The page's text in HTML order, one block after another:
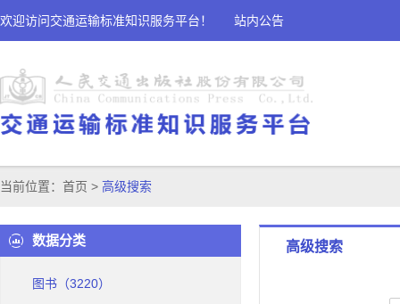
欢迎访问交通运输标准知识服务平台！ 站内公告
当前位置： 首页 > 高级搜索
数据分类
图书（3220）
高级搜索